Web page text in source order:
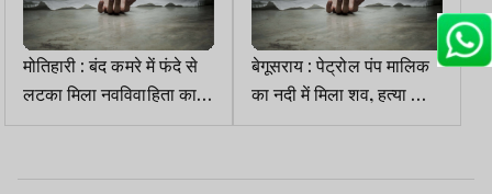
मोतिहारी : बंद कमरे में फंदे से
लटका मिला नवविवाहिता का
शव, जांच में जुटी पुलिस
बेगूसराय : पेट्रोल पंप मालिक
का नदी में मिला शव, हत्या की
आशंका